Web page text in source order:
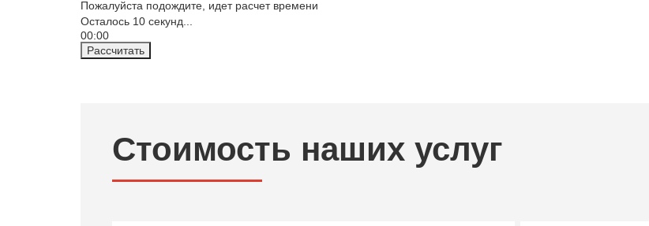
Пожалуйста подождите, идет расчет времени
Осталось 10 секунд...
00:00
Рассчитать
Стоимость наших услуг